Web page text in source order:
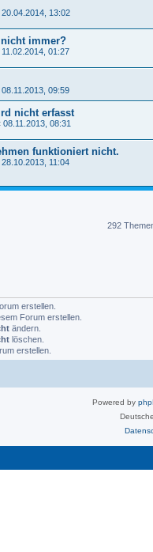
20.04.2014, 13:02
immer?
11.02.2014, 01:27
08.11.2013, 09:59
nicht erfasst
08.11.2013, 08:31
funktioniert nicht.
28.10.2013, 11:04
292
erstellen.
Forum erstellen.
ändern.
löschen.
erstellen.
Powered by